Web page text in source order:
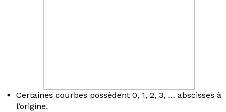
Certaines courbes possèdent 0, 1, 2, 3, … abscisses à
l’origine.